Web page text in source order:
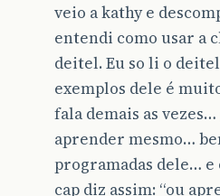
veio a kathy e
entendi como usar a
deitel. Eu so li o
exemplos dele é
fala demais as
aprender mesmo…
programadas dele… e
cap diz assim: “ou